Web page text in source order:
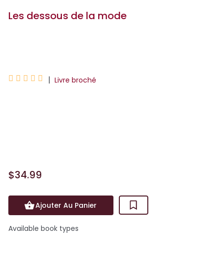
Les dessous de la mode
     | Livre broché
$34.99
Ajouter Au Panier
Available book types